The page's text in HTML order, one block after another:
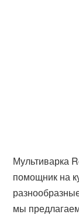
Мультиварка
помощник на
мы